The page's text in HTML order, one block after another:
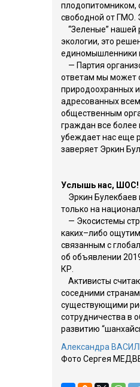
плодопитомником,
свободной от ГМО.
“Зеленые” нашей
экологии, это
единомышленники
— Партия
ответам мы может
природоохранных
адресованных
общественным
граждан все
убеждает нас еще
заверяет Эркин
Услышь нас, ШОС!
Эркин Булекбаев
только на
— Экосистемы
каких–либо
связанным с
об объявлении
КР.
Активисты
соседними
существующими
сотрудничества в
развитию
Александра
Фото Сергея